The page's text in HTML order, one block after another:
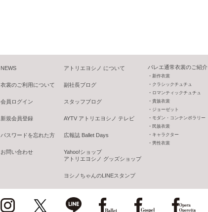
NEWS
衣裳のご利用について
会員ログイン
新規会員登録
パスワードを忘れた方
お問い合わせ
アトリエヨシノ について
副社長ブログ
スタッフブログ
AYTV アトリエヨシノ テレビ
広報誌 Ballet Days
Yahoo!ショップ
アトリエヨシノ グッズショップ
ヨシノちゃんのLINEスタンプ
バレエ通常衣裳のご紹介
新作衣裳
クラシックチュチュ
ロマンティックチュチュ
貴族衣裳
ジョーゼット
モダン・コンテンポラリー
民族衣裳
キャラクター
男性衣裳